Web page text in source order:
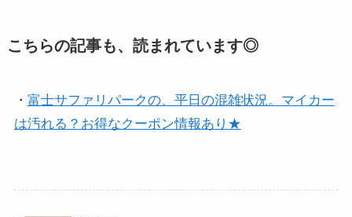
こちらの記事も、読まれています◎
・ 富士サファリパークの、平日の混雑状況。マイカー
は汚れる？お得なクーポン情報あり★